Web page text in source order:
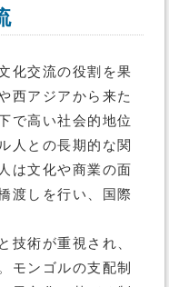
化交流の役割を果
西アジアから来た
で高い社会的地位
人との長期的な関
は文化や商業の面
渡しを行い、国際
技術が重視され、
モンゴルの支配制